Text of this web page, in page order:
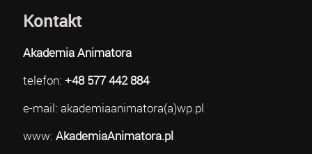
Kontakt
Akademia Animatora
telefon: +48 577 442 884
e-mail: akademiaanimatora(a)wp.pl
www: AkademiaAnimatora.pl